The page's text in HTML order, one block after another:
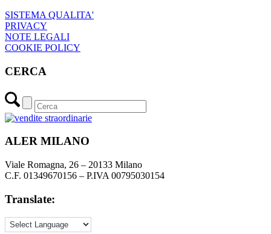
SISTEMA QUALITA'
PRIVACY
NOTE LEGALI
COOKIE POLICY
CERCA
ALER MILANO
Viale Romagna, 26 – 20133 Milano
C.F. 01349670156 – P.IVA 00795030154
Translate: